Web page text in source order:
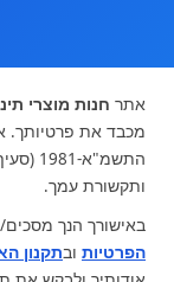
ואני מסכימה ל
* ניתן להחליף מוצר או להחזיר
קטגוריות ראשיות
עגלות וטיולונים
ריהוט לתינוקות
צעצועי ילדים
אתר חנות מוצרי
מכבד את פרטיותך.
ותקשורת עמך.
באישורך הנך
הפרטיות ובתקנון